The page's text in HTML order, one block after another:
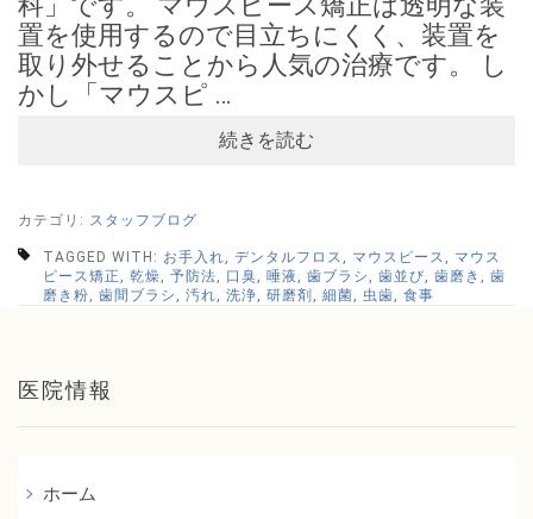
置を使用するので目立ちにくく、装置を
取り外せることから人気の治療です。 し
かし「マウスピ …
続きを読む
カテゴリ: スタッフブログ
TAGGED WITH: お手入れ, デンタルフロス , マウスピース , マウス
ピース矯正 , 乾燥, 予防法, 口臭, 唾液 , 歯ブラシ , 歯並び, 歯磨き , 歯
磨き粉, 歯間ブラシ , 汚れ, 洗浄, 研磨剤 , 細菌, 虫歯, 食事
医院情報
ホーム